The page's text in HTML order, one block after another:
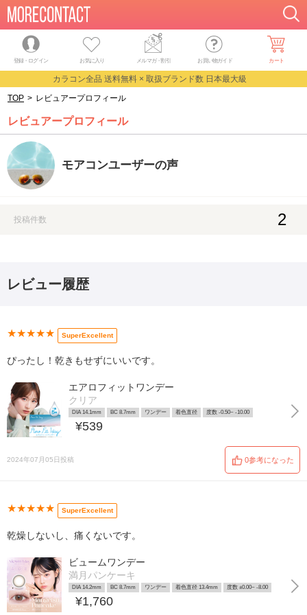
登録・ログイン お気に入り メルマガ・割引 お買い物ガイド カート
カラコン全品 送料無料 × 取扱ブランド数 日本最大級
TOP > レビュアープロフィール
レビュアープロフィール
モアコンユーザーの声
投稿件数 2
レビュー履歴
★★★★★ SuperExcellent
ぴったし！乾きもせずにいいです。
エアロフィットワンデー
クリア
DIA 14.1mm BC 8.7mm ワンデー 着色直径 度数 -0.50~ -10.00
¥539
2024年07月05日投稿 0参考になった
★★★★★ SuperExcellent
乾燥しないし、痛くないです。
ビュームワンデー
満月パンケーキ
DIA 14.2mm BC 8.7mm ワンデー 着色直径 13.4mm 度数 ±0.00~ -8.00
¥1,760